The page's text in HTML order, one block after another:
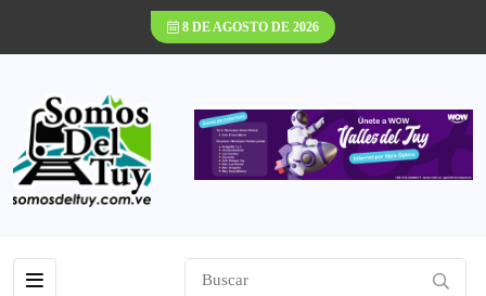
8 DE AGOSTO DE 2026